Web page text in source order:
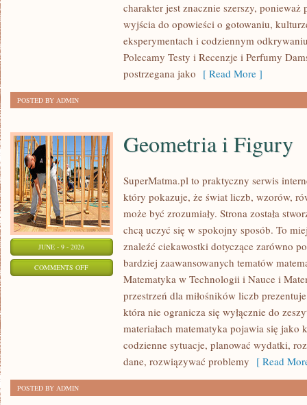
PERFUMERYJNEcharakter jest znacznie szerszy,
wyjścia do opowieści o gotowaniu,
eksperymentach i codziennym
Polecamy Testy i Recenzje i Perfumy
postrzegana jako [ Read More ]
POSTED BY ADMIN
JUNE - 9 - 2026
COMMENTS OFFON
GEOMETRIA
Geometria i Figury
SuperMatma.pl to praktyczny serwis
który pokazuje, że świat liczb, wzorów,
może być zrozumiały. Strona została
chcą uczyć się w spokojny sposób. To
znaleźć ciekawostki dotyczące zarówno
bardziej zaawansowanych tematów
Matematyka w Technologii i Nauce i
przestrzeń dla miłośników liczb
która nie ogranicza się wyłącznie do
materiałach matematyka pojawia się
codzienne sytuacje, planować wydatki,
dane, rozwiązywać problemy [ Read
POSTED BY ADMIN